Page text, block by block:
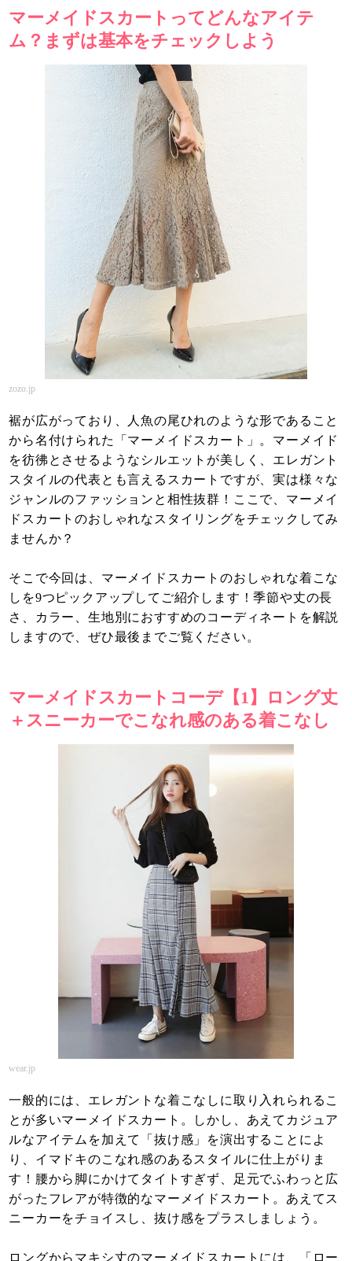
マーメイドスカートってどんなアイテ
ム？まずは基本をチェックしよう
zozo.jp
裾が広がっており、人魚の尾ひれのような形であること
から名付けられた「マーメイドスカート」。マーメイド
を彷彿とさせるようなシルエットが美しく、エレガント
スタイルの代表とも言えるスカートですが、実は様々な
ジャンルのファッションと相性抜群！ここで、マーメイ
ドスカートのおしゃれなスタイリングをチェックしてみ
ませんか？
そこで今回は、マーメイドスカートのおしゃれな着こな
しを9つピックアップしてご紹介します！季節や丈の長
さ、カラー、生地別におすすめのコーディネートを解説
しますので、ぜひ最後までご覧ください。
マーメイドスカートコーデ【1】ロング丈
＋スニーカーでこなれ感のある着こなし
wear.jp
一般的には、エレガントな着こなしに取り入れられるこ
とが多いマーメイドスカート。しかし、あえてカジュア
ルなアイテムを加えて「抜け感」を演出することによ
り、イマドキのこなれ感のあるスタイルに仕上がりま
す！腰から脚にかけてタイトすぎず、足元でふわっと広
がったフレアが特徴的なマーメイドスカート。あえてス
ニーカーをチョイスし、抜け感をプラスしましょう。
ロングからマキシ丈のマーメイドスカートには、「ロー